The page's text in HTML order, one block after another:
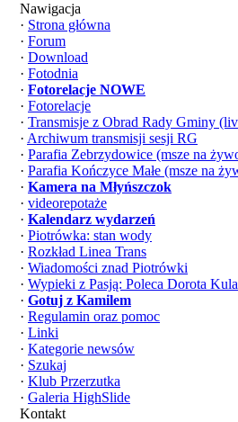
Nawigacja
· Strona główna
· Forum
· Download
· Fotodnia
· Fotorelacje NOWE
· Fotorelacje
· Transmisje z Obrad Rady Gminy
· Archiwum transmisji sesji RG
· Parafia Zebrzydowice (msze na
· Parafia Kończyce Małe (msze na
· Kamera na Młyńszczok
· videorepotaże
· Kalendarz wydarzeń
· Piotrówka: stan wody
· Rozkład Linea Trans
· Wiadomości znad Piotrówki
· Wypieki z Pasją: Poleca Dorota Kula
· Gotuj z Kamilem
· Regulamin oraz pomoc
· Linki
· Kategorie newsów
· Szukaj
· Klub Przerzutka
· Galeria HighSlide
Kontakt